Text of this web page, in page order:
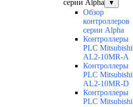
серии Alpha
▼
Обзор
контроллеров
серии Alpha
Контроллеры
PLC Mitsubishi
AL2-10MR-A
Контроллеры
PLC Mitsubishi
AL2-10MR-D
Контроллеры
PLC Mitsubishi